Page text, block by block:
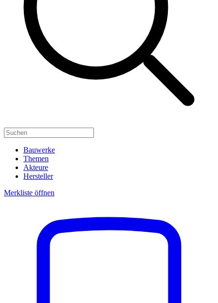
Bauwerke
Themen
Akteure
Hersteller
Merkliste öffnen